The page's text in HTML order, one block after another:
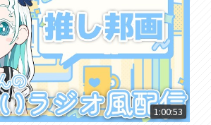
1:00:53